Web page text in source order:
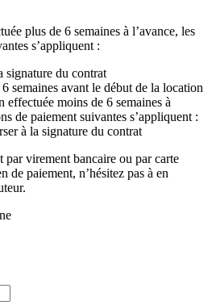
plus de 6 semaines à l’avance, les
s’appliquent :
signature du contrat
semaines avant le début de la location
effectuée moins de 6 semaines à
de paiement suivantes s’appliquent :
à la signature du contrat
par virement bancaire ou par carte
de paiement, n’hésitez pas à en